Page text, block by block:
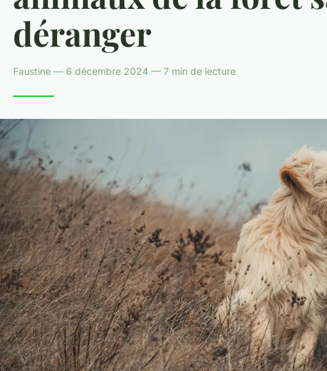
déranger
Faustine — 6 décembre 2024 — 7 min de lecture